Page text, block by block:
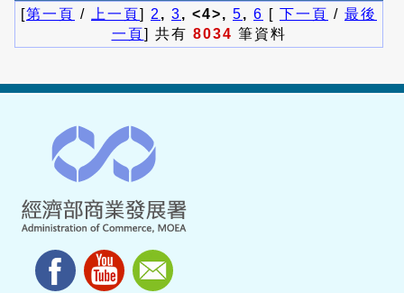
[第一頁 / 上一頁] 2 , 3, <4>, 5, 6 [ 下一頁 / 最後
一頁] 共有 8034 筆資料